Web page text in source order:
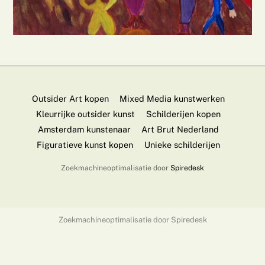
Outsider Art kopen
Mixed Media kunstwerken
Kleurrijke outsider kunst
Schilderijen kopen
Amsterdam kunstenaar
Art Brut Nederland
Figuratieve kunst kopen
Unieke schilderijen
Zoekmachineoptimalisatie door Spiredesk
Zoekmachineoptimalisatie door Spiredesk